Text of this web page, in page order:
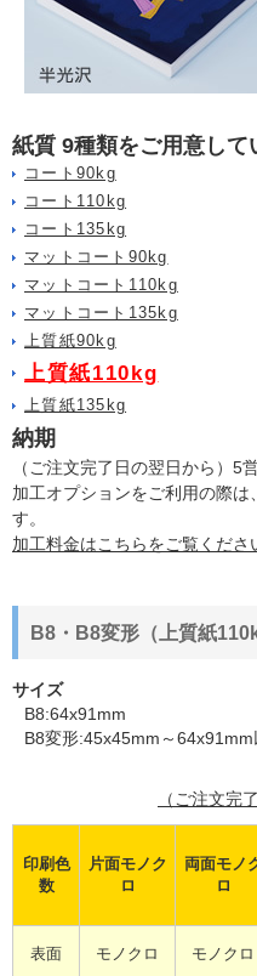
紙質 9種類をご用意して
コート90kg
コート110kg
コート135kg
マットコート90kg
マットコート110kg
マットコート135kg
上質紙90kg
上質紙110kg
上質紙135kg
納期
（ご注文完了日の翌日から）5
加工オプションをご利用の際は
す。
加工料金はこちらをご覧くださ
B8・B8変形（上質紙
サイズ
B8:64x91mm
B8変形:45x45mm～64x91mm
（ご注文完
印刷色
数
片面モノク
ロ
両面モノ
ロ
表面 モノクロ モノクロ